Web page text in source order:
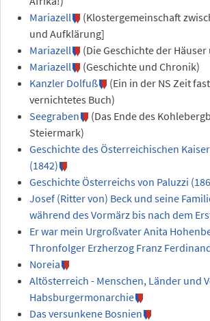
Mariazell
(Klostergemeinschaft
und Aufklärung]
Mariazell
(Die Geschichte der
Mariazell
(Geschichte und Chronik)
Kanzler Dolfuß
(Ein in der NS Zeit
vernichtetes Buch)
Seegraben
(Das Ende des
Steiermark)
Geschichte des Österreichischen
(1842)
Geschichte Österreichs von Paluzzi
Josef (Ritter von) Beck und seine
während des Vormärz bis nach dem
Er war mein Urgroßvater Anita
Thronfolger Erzherzog Franz
Noreia
Altösterreich - Menschen, Länder und
Habsburgermonarchie
Das versunkene Bosnien